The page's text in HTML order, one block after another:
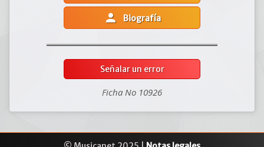
person Biografía
Señalar un error
Ficha No 10926